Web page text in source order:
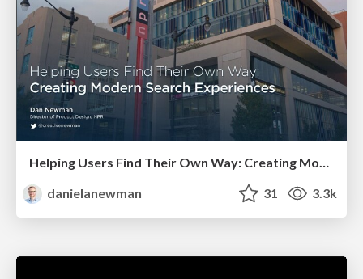
Helping Users Find Their Own Way: Creating Modern Search Experiences
danielanewman
31 3.3k